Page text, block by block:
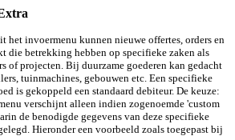
het invoermenu kunnen nieuwe offertes, orders en
die betrekking hebben op specifieke zaken als
of projecten. Bij duurzame goederen kan gedacht
tuinmachines, gebouwen etc. Een specifieke
is gekoppeld een standaard debiteur. De keuze:
verschijnt alleen indien zogenoemde 'custom
de benodigde gegevens van deze specifieke
Hieronder een voorbeeld zoals toegepast bij